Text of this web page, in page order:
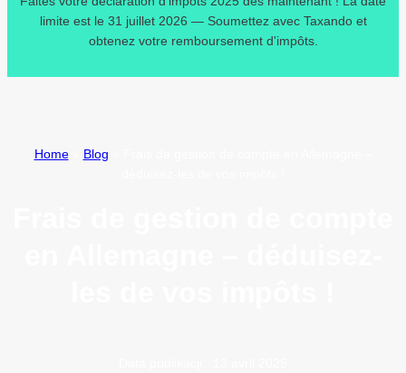
limite est le 31 juillet 2026 — Soumettez avec Taxando et
obtenez votre remboursement d'impôts.
Home» Blog